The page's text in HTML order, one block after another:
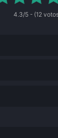
4.3/5 - (12